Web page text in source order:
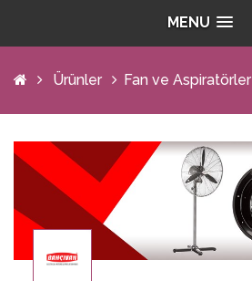
MENU
Ürünler Fan ve Aspiratörler